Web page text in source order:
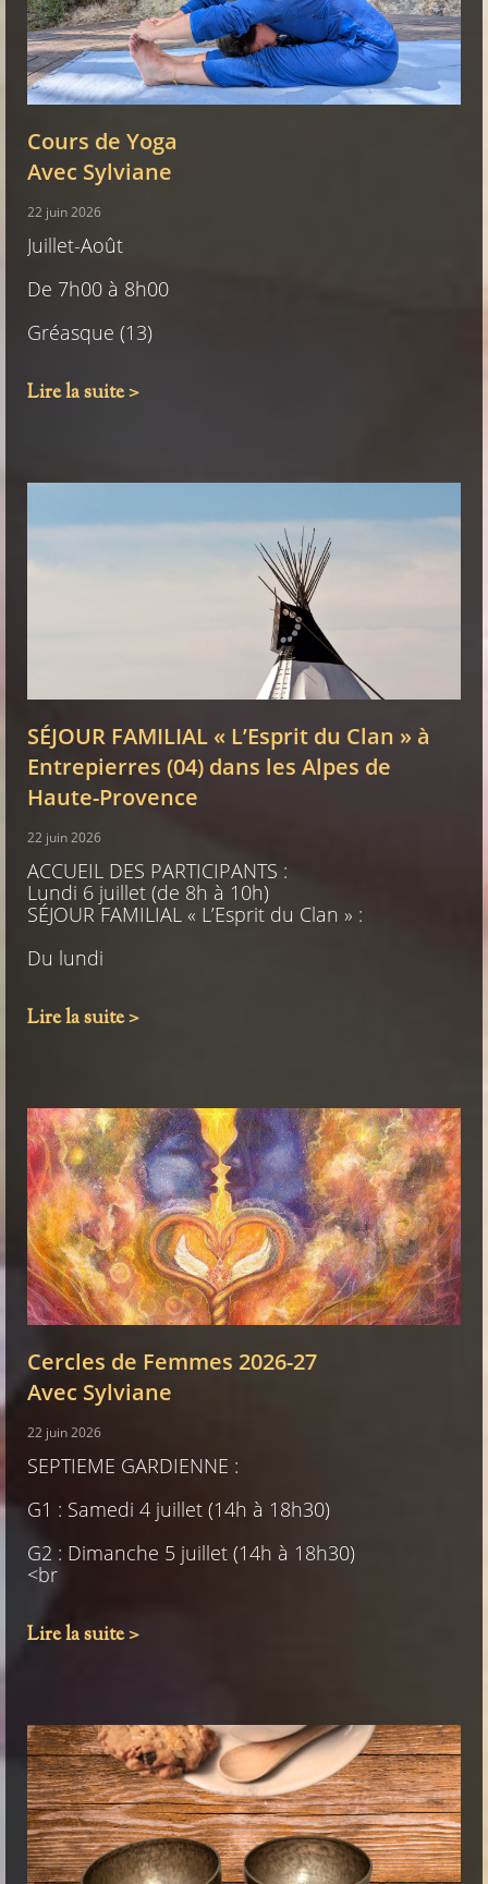
Cours de Yoga
Avec Sylviane
22 juin 2026
Juillet-Août
De 7h00 à 8h00
Gréasque (13)
Lire la suite >
SÉJOUR FAMILIAL « L’Esprit du Clan » à
Entrepierres (04) dans les Alpes de
Haute-Provence
22 juin 2026
ACCUEIL DES PARTICIPANTS :
Lundi 6 juillet (de 8h à 10h)
SÉJOUR FAMILIAL « L’Esprit du Clan » :
Du lundi
Lire la suite >
Cercles de Femmes 2026-27
Avec Sylviane
22 juin 2026
SEPTIEME GARDIENNE :
G1 : Samedi 4 juillet (14h à 18h30)
G2 : Dimanche 5 juillet (14h à 18h30)
<br
Lire la suite >